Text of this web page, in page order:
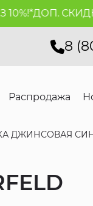
ДОП. СКИДКА
8
Распродажа
ДЖИНСОВАЯ